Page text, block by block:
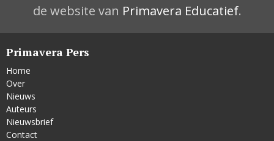
de website van Primavera Educatief.
Primavera Pers
Home
Over
Nieuws
Auteurs
Nieuwsbrief
Contact